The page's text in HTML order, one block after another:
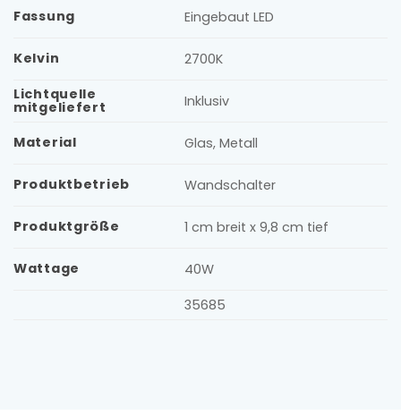
Fassung Eingebaut LED
Kelvin
2700K
Lichtquelle
mitgeliefert Inklusiv
Material Glas, Metall
Produktbetrieb Wandschalter
Produktgröße 1 cm breit x 9,8 cm tief
Wattage
40W
35685